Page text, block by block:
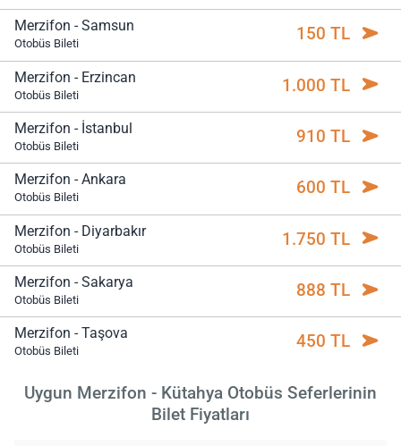
Merzifon - Samsun
Otobüs Bileti 150 TL
Merzifon - Erzincan
Otobüs Bileti 1.000 TL
Merzifon - İstanbul
Otobüs Bileti 910 TL
Merzifon - Ankara
Otobüs Bileti 600 TL
Merzifon - Diyarbakır
Otobüs Bileti 1.750 TL
Merzifon - Sakarya
Otobüs Bileti 888 TL
Merzifon - Taşova
Otobüs Bileti 450 TL
Uygun Merzifon - Kütahya Otobüs Seferlerinin
Bilet Fiyatları